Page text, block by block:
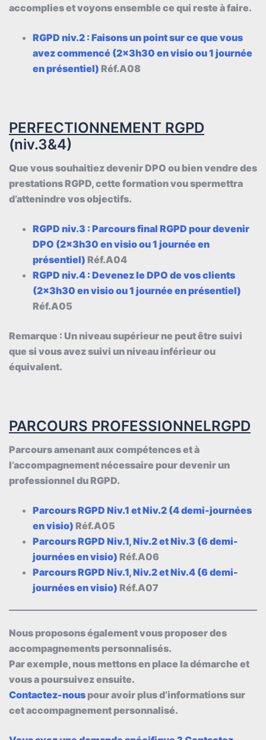
accomplies et voyons ensemble ce qui reste à faire.
RGPD niv.2 : Faisons un point sur ce que vous
avez commencé (2x3h30 en visio ou 1 journée
en présentiel) Réf.A08
PERFECTIONNEMENT RGPD
(niv.3&4)
Que vous souhaitiez devenir DPO ou bien vendre des
prestations RGPD, cette formation vou spermettra
d’attenindre vos objectifs.
RGPD niv.3 : Parcours final RGPD pour devenir
DPO (2x3h30 en visio ou 1 journée en
présentiel) Réf.A04
RGPD niv.4 : Devenez le DPO de vos clients
(2x3h30 en visio ou 1 journée en présentiel)
Réf.A05
Remarque : Un niveau supérieur ne peut être suivi
que si vous avez suivi un niveau inférieur ou
équivalent.
PARCOURS PROFESSIONNELRGPD
Parcours amenant aux compétences et à
l’accompagnement nécessaire pour devenir un
professionnel du RGPD.
Parcours RGPD Niv.1 et Niv.2 (4 demi-journées
en visio) Réf.A05
Parcours RGPD Niv.1, Niv.2 et Niv.3 (6 demi-
journées en visio) Réf.A06
Parcours RGPD Niv.1, Niv.2 et Niv.4 (6 demi-
journées en visio) Réf.A07
Nous proposons également vous proposer des
accompagnements personnalisés.
Par exemple, nous mettons en place la démarche et
vous a poursuivez ensuite.
Contactez-nous pour avoir plus d’informations sur
cet accompagnement personnalisé.